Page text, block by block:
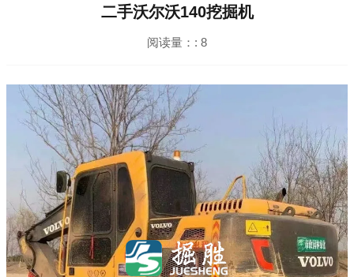
二手沃尔沃140挖掘机
阅读量：: 8